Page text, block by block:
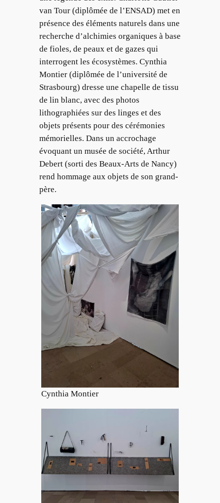
van Tour (diplômée de l’ENSAD) met en
présence des éléments naturels dans une
recherche d’alchimies organiques à base
de fioles, de peaux et de gazes qui
interrogent les écosystèmes. Cynthia
Montier (diplômée de l’université de
Strasbourg) dresse une chapelle de tissu
de lin blanc, avec des photos
lithographiées sur des linges et des
objets présents pour des cérémonies
mémorielles. Dans un accrochage
évoquant un musée de société, Arthur
Debert (sorti des Beaux-Arts de Nancy)
rend hommage aux objets de son grand-
père.
Cynthia Montier